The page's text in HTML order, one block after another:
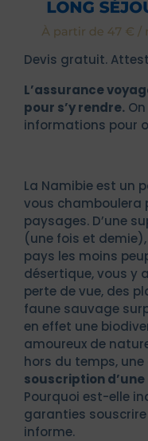
Devis gratuit.
L’assurance
pour s’y rendre.
informations pour
La Namibie est un
vous chamboulera
paysages. D’une
(une fois et
pays les moins
désertique, vous y
perte de vue, des
faune sauvage
en effet une
amoureux de
hors du temps,
souscription
Pourquoi est-elle
garanties souscrire
informe.